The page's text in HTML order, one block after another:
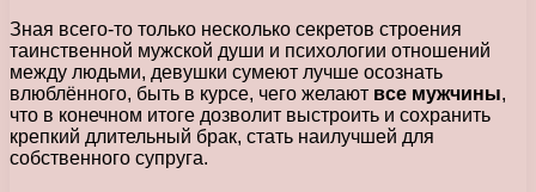
Зная всего-то только несколько секретов строения
таинственной мужской души и психологии отношений
между людьми, девушки сумеют лучше осознать
влюблённого, быть в курсе, чего желают все мужчины,
что в конечном итоге дозволит выстроить и сохранить
крепкий длительный брак, стать наилучшей для
собственного супруга.